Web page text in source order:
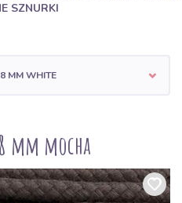
SZNURKI
MM WHITE
mm mocha